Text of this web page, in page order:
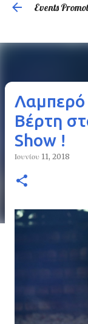
Events
Λαμπερό
Βέρτη
Show !
Ιουνίου 11, 2018